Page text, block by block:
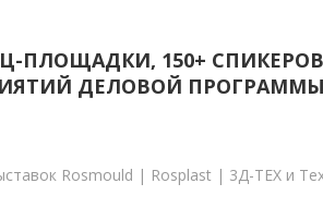
ПЛОЩАДКИ, 150+
ДЕЛОВОЙ
Rosmould | Rosplast | 3Д-ТЕХ и